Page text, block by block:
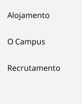
Alojamento
O Campus
Recrutamento